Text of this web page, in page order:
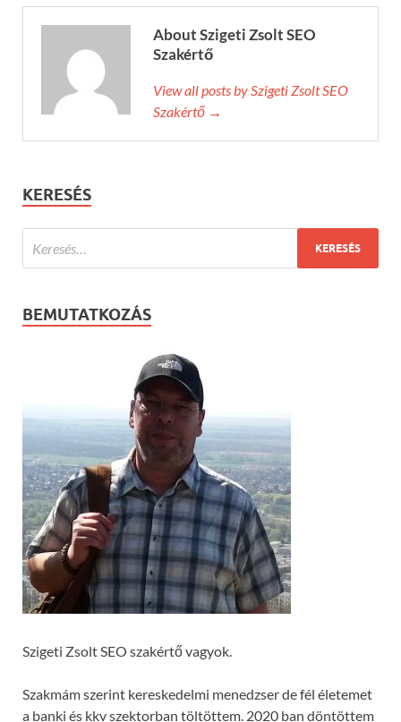
About Szigeti Zsolt SEO
Szakértő
View all posts by Szigeti Zsolt SEO
Szakértő →
KERESÉS
BEMUTATKOZÁS
Szigeti Zsolt SEO szakértő vagyok.
Szakmám szerint kereskedelmi menedzser de fél életemet
a banki és kkv szektorban töltöttem. 2020 ban döntöttem